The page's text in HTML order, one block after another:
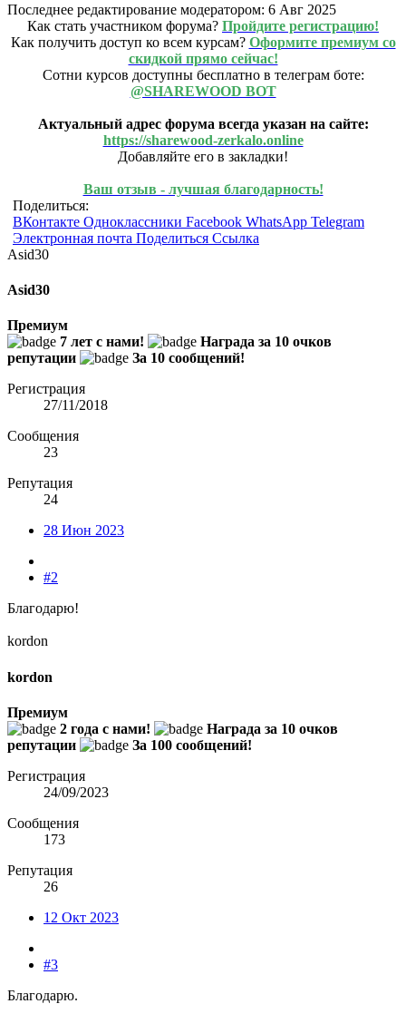
Последнее редактирование модератором: 6 Авг 2025
Как стать участником форума? Пройдите регистрацию!
Как получить доступ ко всем курсам? Оформите премиум со
скидкой прямо сейчас!
Сотни курсов доступны бесплатно в телеграм боте:
@SHAREWOOD BOT
Актуальный адрес форума всегда указан на сайте:
https://sharewood-zerkalo.online
Добавляйте его в закладки!
Ваш отзыв - лучшая благодарность!
Поделиться:
ВКонтакте Одноклассники Facebook WhatsApp Telegram
Электронная почта Поделиться Ссылка
Asid30
Asid30
Премиум
7 лет с нами!
Награда за 10 очков
репутации
За 10 сообщений!
Регистрация
27/11/2018
Сообщения
23
Репутация
24
28 Июн 2023
#2
Благодарю!
kordon
kordon
Премиум
2 года с нами!
Награда за 10 очков
репутации
За 100 сообщений!
Регистрация
24/09/2023
Сообщения
173
Репутация
26
12 Окт 2023
#3
Благодарю.